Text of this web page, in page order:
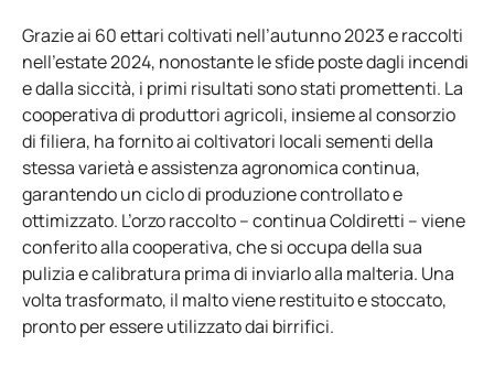
Grazie ai 60 ettari coltivati nell’autunno 2023 e raccolti
nell’estate 2024, nonostante le sfide poste dagli incendi
e dalla siccità, i primi risultati sono stati promettenti. La
cooperativa di produttori agricoli, insieme al consorzio
di filiera, ha fornito ai coltivatori locali sementi della
stessa varietà e assistenza agronomica continua,
garantendo un ciclo di produzione controllato e
ottimizzato. L’orzo raccolto – continua Coldiretti – viene
conferito alla cooperativa, che si occupa della sua
pulizia e calibratura prima di inviarlo alla malteria. Una
volta trasformato, il malto viene restituito e stoccato,
pronto per essere utilizzato dai birrifici.